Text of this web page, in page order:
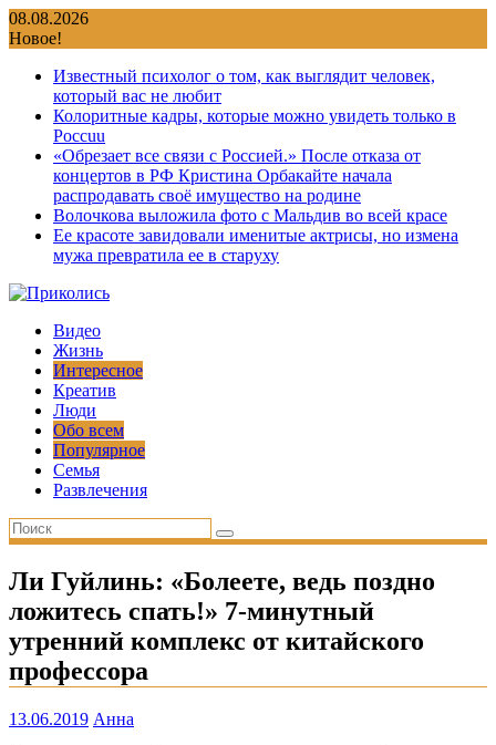
Перейти
к
08.08.2026
Новое!
Известный психолог о том, как выглядит человек,
который вас не любит
Колоритные кадры, которые можно увидеть только в
Россuu
«Обрезает все связи с Россией.» После отказа от
концертов в РФ Кристина Орбакайте начала
распродавать своё имущество на родине
Волочкова выложила фото с Мальдив во всей красе
Ее красоте завидовали именитые актрисы, но измена
мужа превратила ее в старуху
Видео
Жизнь
Интересное
Креатив
Люди
Обо всем
Популярное
Семья
Развлечения
Ли Гуйлинь: «Болеете, ведь поздно
ложитесь спать!» 7-минутный
утренний комплекс от китайского
профессора
13.06.2019 Анна